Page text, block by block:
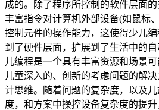
成的。除了程序所控制的软件层面
丰富指令对计算机外部设备(如鼠标
控制元件的操作能力，这使得少儿
到了硬件层面，扩展到了生活中的
儿编程是一个具有丰富资源和场景
儿童深入的、创新的考虑问题的解
计思维。随着问题的复杂度，以及
度，和方案中操控设备复杂度的提